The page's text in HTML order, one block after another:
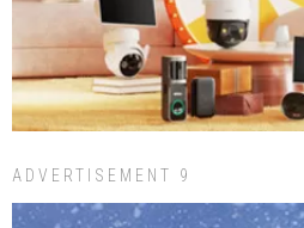
ADVERTISEMENT 9